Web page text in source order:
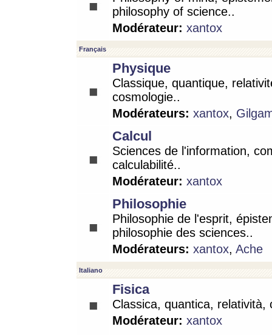
philosophy of science..
Modérateur: xantox
Français
Physique
Classique, quantique,
cosmologie..
Modérateurs: xantox,
Calcul
Sciences de l'information,
calculabilité..
Modérateur: xantox
Philosophie
Philosophie de l'esprit,
philosophie des sciences..
Modérateurs: xantox, Ache
Italiano
Fisica
Classica, quantica, relatività,
Modérateur: xantox